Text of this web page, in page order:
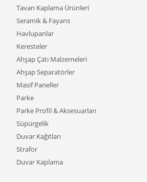
Tavan Kaplama Ürünleri
Seramik & Fayans
Havlupanlar
Keresteler
Ahşap Çatı Malzemeleri
Ahşap Separatörler
Masif Paneller
Parke
Parke Profil & Aksesuarları
Süpürgelik
Duvar Kağıtları
Strafor
Duvar Kaplama